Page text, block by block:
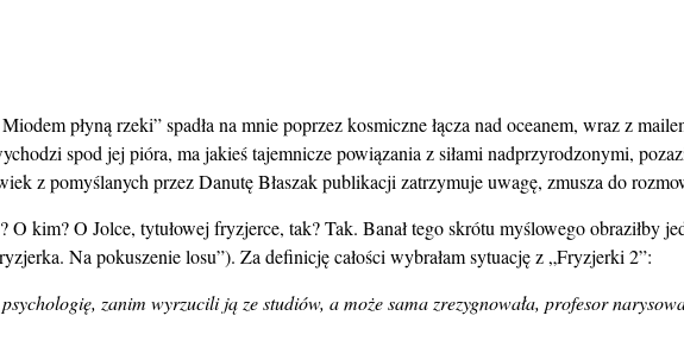
płyną rzeki” spadła na mnie poprzez kosmiczne łącza nad oceanem, wraz z
spod jej pióra, ma jakieś tajemnicze powiązania z siłami nadprzyrodzonymi,
z pomyślanych przez Danutę Błaszak publikacji zatrzymuje uwagę, zmusza do
kim? O Jolce, tytułowej fryzjerce, tak? Tak. Banał tego skrótu myślowego obraziłby
Na pokuszenie losu”). Za definicję całości wybrałam sytuację z „Fryzjerki 2”:
zanim wyrzucili ją ze studiów, a może sama zrezygnowała, profesor